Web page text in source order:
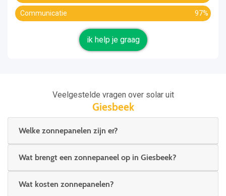
Communicatie 97%
ik help je graag
Veelgestelde vragen over solar uit
Giesbeek
Welke zonnepanelen zijn er?
Wat brengt een zonnepaneel op in Giesbeek?
Wat kosten zonnepanelen?